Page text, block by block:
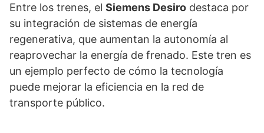
Entre los trenes, el Siemens Desiro destaca por
su integración de sistemas de energía
regenerativa, que aumentan la autonomía al
reaprovechar la energía de frenado. Este tren es
un ejemplo perfecto de cómo la tecnología
puede mejorar la eficiencia en la red de
transporte público.